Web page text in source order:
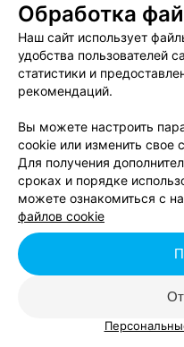
Обработка
Наш сайт использует
удобства пользователей
статистики и
рекомендаций.
Вы можете настроить
cookie или изменить свое
Для получения
сроках и порядке
можете ознакомиться с
файлов cookie